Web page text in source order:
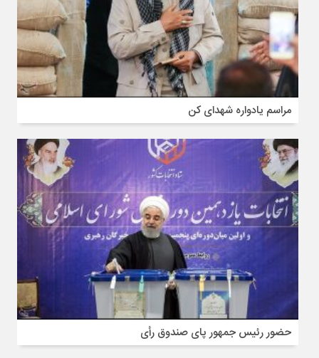
مراسم یادواره شهدای کن
حضور رئیس جمهور پای صندوق رأی